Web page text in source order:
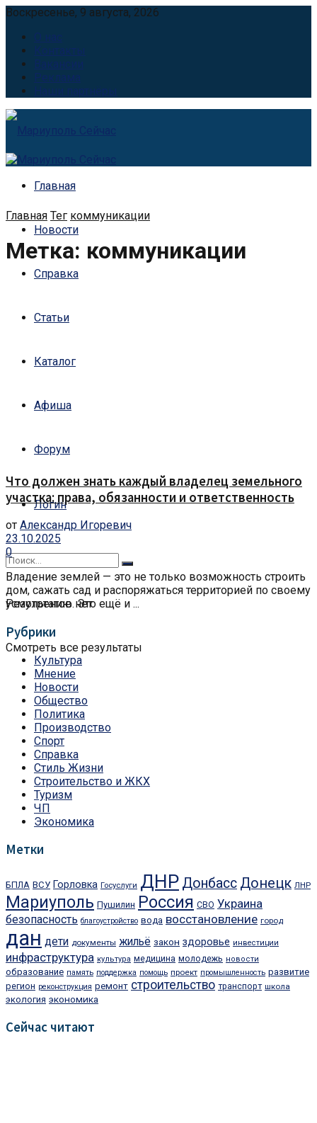
Воскресенье, 9 августа, 2026
О нас
Контакты
Вакансии
Реклама
Наши партнёры
Главная
Новости
Справка
Статьи
Каталог
Афиша
Форум
Логин
Результатов нет
Смотреть все результаты
Главная Тег коммуникации
Метка: коммуникации
Что должен знать каждый владелец земельного
участка: права, обязанности и ответственность
от Александр Игоревич
23.10.2025
0
Владение землей — это не только возможность строить
дом, сажать сад и распоряжаться территорией по своему
усмотрению. Это ещё и ...
Рубрики
Культура
Мнение
Новости
Общество
Политика
Производство
Спорт
Справка
Стиль Жизни
Строительство и ЖКХ
Туризм
ЧП
Экономика
Метки
БПЛА ВСУ Горловка Госуслуги ДНР Донбасс Донецк ЛНР
Мариуполь Пушилин Россия СВО Украина
безопасность благоустройство вода восстановление город
дан дети документы жильё закон здоровье инвестиции
инфраструктура культура медицина молодежь новости
образование память поддержка помощь проект промышленность развитие
регион реконструкция ремонт строительство транспорт школа
экология экономика
Сейчас читают